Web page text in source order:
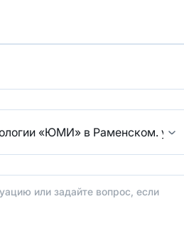
«ЮМИ» в Раменском. ул.
или задайте вопрос, если